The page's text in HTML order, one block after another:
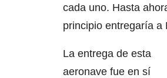
cada uno. Hasta
principio entregaría a
La entrega de esta
aeronave fue en sí